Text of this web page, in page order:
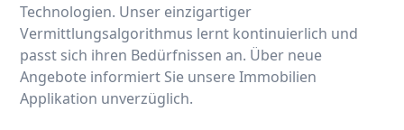
Technologien. Unser einzigartiger
Vermittlungsalgorithmus lernt kontinuierlich und
passt sich ihren Bedürfnissen an. Über neue
Angebote informiert Sie unsere Immobilien
Applikation unverzüglich.